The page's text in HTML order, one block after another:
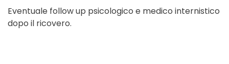
Eventuale follow up psicologico e medico internistico
dopo il ricovero.